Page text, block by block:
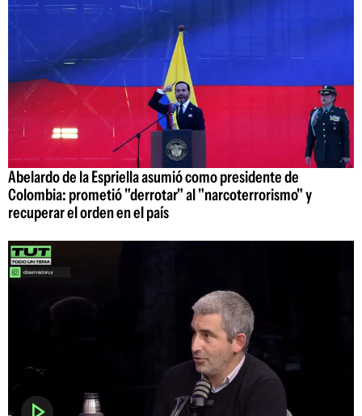
Abelardo de la Espriella asumió como presidente de
Colombia: prometió "derrotar" al "narcoterrorismo" y
recuperar el orden en el país